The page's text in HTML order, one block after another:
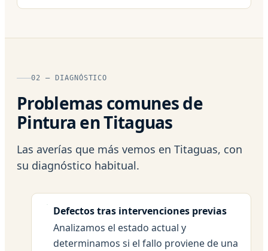
02 — DIAGNÓSTICO
Problemas comunes de
Pintura en Titaguas
Las averías que más vemos en Titaguas, con
su diagnóstico habitual.
Defectos tras intervenciones previas
Analizamos el estado actual y
determinamos si el fallo proviene de una